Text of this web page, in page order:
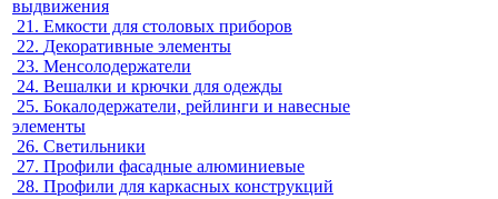
выдвижения
21. Емкости для столовых приборов
22. Декоративные элементы
23. Менсолодержатели
24. Вешалки и крючки для одежды
25. Бокалодержатели, рейлинги и навесные
элементы
26. Светильники
27. Профили фасадные алюминиевые
28. Профили для каркасных конструкций